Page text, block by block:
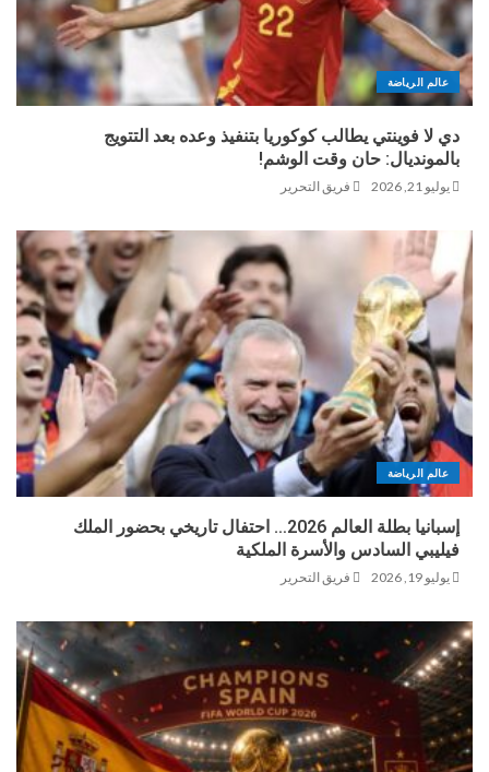
عالم الرياضة
دي لا فوينتي يطالب كوكوريا بتنفيذ وعده بعد التتويج
بالمونديال: حان وقت الوشم!
يوليو 21, 2026 فريق التحرير
عالم الرياضة
إسبانيا بطلة العالم 2026… احتفال تاريخي بحضور الملك
فيليبي السادس والأسرة الملكية
يوليو 19, 2026 فريق التحرير